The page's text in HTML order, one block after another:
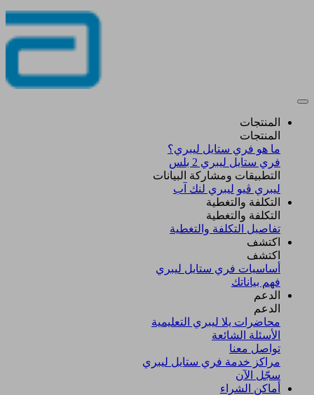
المنتجات
المنتجات
ما هو فري ستايل ليبري؟
فري ستايل ليبري 2 بلس​
التطبيقات ومشاركة البيانات
ليبري ڤيو ليبري لنك آب
التكلفة والتغطية
التكلفة والتغطية
تفاصيل التكلفة والتغطية
اكتشف​
اكتشف​
أساسيات فري ستايل ليبري
فهم بياناتك
الدعم
الدعم
محاضرات يلا ليبري التعليمية
الأسئلة الشائعة
تواصل معنا
مراكز خدمة فري ستايل ليبري
سجّل الآن​
أماكن الشراء